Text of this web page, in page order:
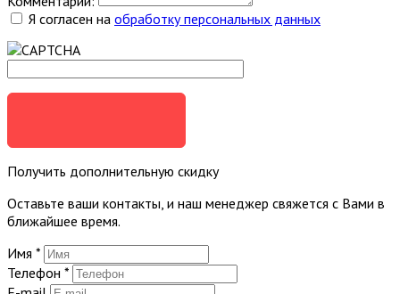
Я согласен на обработку персональных данных
Получить дополнительную скидку
Оставьте ваши контакты, и наш менеджер свяжется с Вами в
ближайшее время.
Имя *
Телефон *